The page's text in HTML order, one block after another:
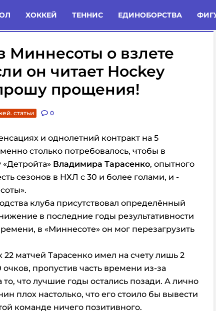
ХОККЕЙ ТЕННИС ЕДИНОБОРСТВА
Статьи Комменты Новости
Миннесоты о взлете
он читает Hockey
прощения!
статьи 0
и однолетний контракт на 5
столько потребовалось, чтобы в
Владимира Тарасенко, опытного
сезонов в НХЛ с 30 и более голами, и -
клуба присутствовал определённый
в последние годы результативности
в «Миннесоте» он мог перезагрузить
матчей Тарасенко имел на счету лишь 2
пропустив часть времени из-за
что лучшие годы остались позади. А лично
плох настолько, что его стоило бы вывести
команде ничего позитивного.